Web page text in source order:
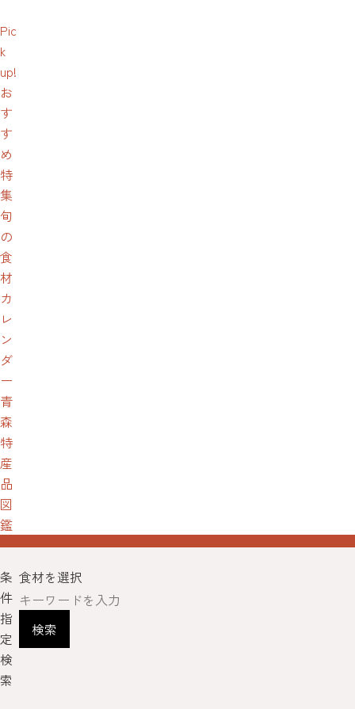
Pic
k
up!
お
す
す
め
特
集
旬
の
食
材
カ
レ
ン
ダ
ー
青
森
特
産
品
図
鑑
条
件
指
定
検
索
食材を選択
検索